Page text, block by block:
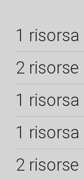
1 risorsa
2 risorse
1 risorsa
1 risorsa
2 risorse